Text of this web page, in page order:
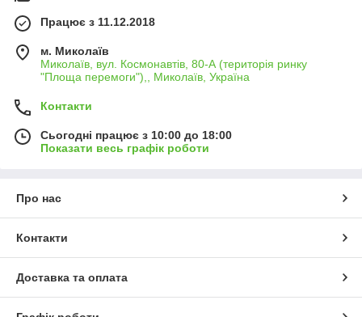
Працює з 11.12.2018
м. Миколаїв
Миколаїв, вул. Космонавтів, 80-А (територія ринку
"Площа перемоги"),, Миколаїв, Україна
Контакти
Сьогодні працює з 10:00 до 18:00
Показати весь графік роботи
Про нас
Контакти
Доставка та оплата